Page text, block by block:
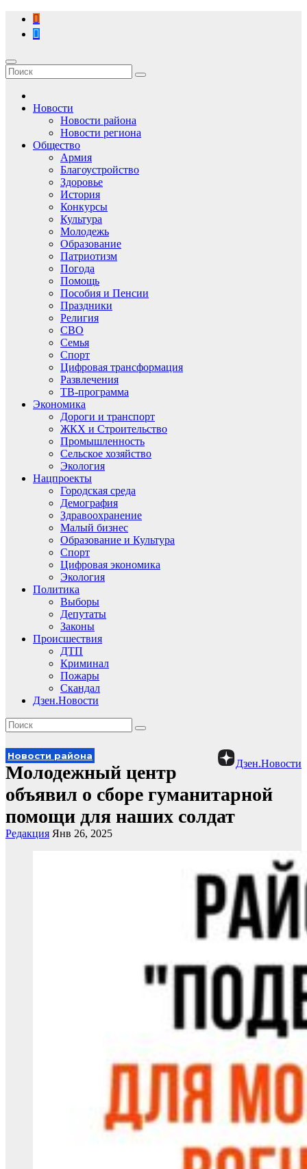
Перейти
содержимому
Новости
Новости района
Новости региона
Общество
Армия
Благоустройство
Здоровье
История
Конкурсы
Культура
Молодежь
Образование
Патриотизм
Погода
Помощь
Пособия и Пенсии
Праздники
Религия
СВО
Семья
Спорт
Цифровая трансформация
Развлечения
ТВ-программа
Экономика
Дороги и транспорт
ЖКХ и Строительство
Промышленность
Сельское хозяйство
Экология
Нацпроекты
Городская среда
Демография
Здравоохранение
Малый бизнес
Образование и Культура
Спорт
Цифровая экономика
Экология
Политика
Выборы
Депутаты
Законы
Происшествия
ДТП
Криминал
Пожары
Скандал
Дзен.Новости
Дзен.Новости
Новости района
Молодежный центр
объявил о сборе гуманитарной
помощи для наших солдат
Редакция Янв 26, 2025